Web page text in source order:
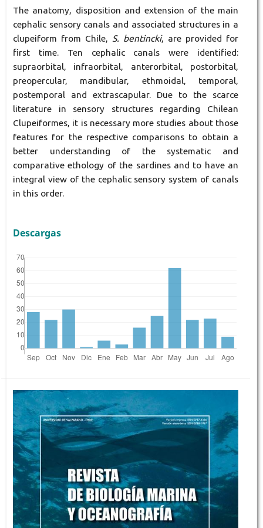
The anatomy, disposition and extension of the main
cephalic sensory canals and associated structures in a
clupeiform from Chile, S. bentincki, are provided for
first time. Ten cephalic canals were identified:
supraorbital, infraorbital, anterorbital, postorbital,
preopercular, mandibular, ethmoidal, temporal,
postemporal and extrascapular. Due to the scarce
literature in sensory structures regarding Chilean
Clupeiformes, it is necessary more studies about those
features for the respective comparisons to obtain a
better understanding of the systematic and
comparative ethology of the sardines and to have an
integral view of the cephalic sensory system of canals
in this order.
Descargas